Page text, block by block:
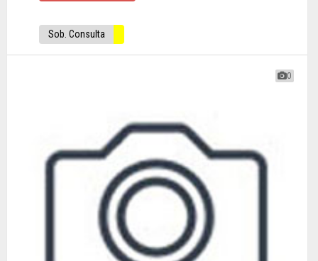
Sob. Consulta
0